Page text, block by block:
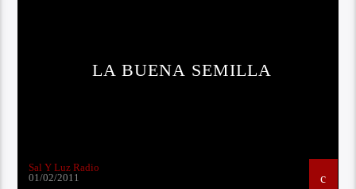
LA BUENA SEMILLA
Sal Y Luz Radio
01/02/2011